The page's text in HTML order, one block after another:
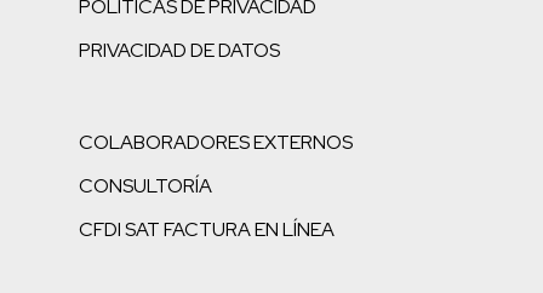
POLÍTICAS DE PRIVACIDAD
PRIVACIDAD DE DATOS
COLABORADORES EXTERNOS
CONSULTORÍA
CFDI SAT FACTURA EN LÍNEA